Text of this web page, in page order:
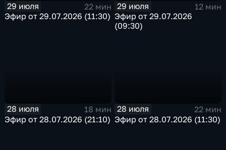
29 июля
22 мин
Эфир от 29.07.2026 (11:30)
29 июля
12 мин
Эфир от 29.07.2026
(09:30)
28 июля
18 мин
Эфир от 28.07.2026 (21:10)
28 июля
22 мин
Эфир от 28.07.2026 (11:30)